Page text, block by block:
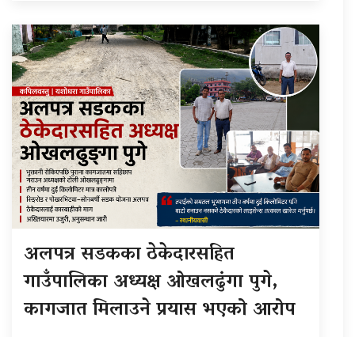
अलपत्र सडकका ठेकेदारसहित
गाउँपालिका अध्यक्ष ओखलढुंगा पुगे,
कागजात मिलाउने प्रयास भएको आरोप